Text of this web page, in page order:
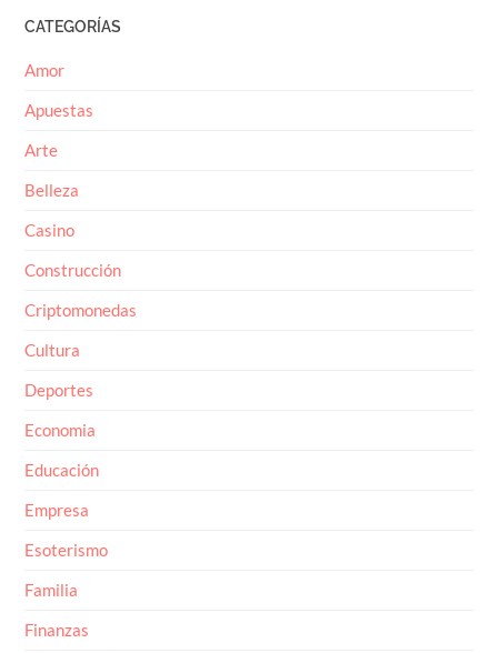
CATEGORÍAS
Amor
Apuestas
Arte
Belleza
Casino
Construcción
Criptomonedas
Cultura
Deportes
Economia
Educación
Empresa
Esoterismo
Familia
Finanzas